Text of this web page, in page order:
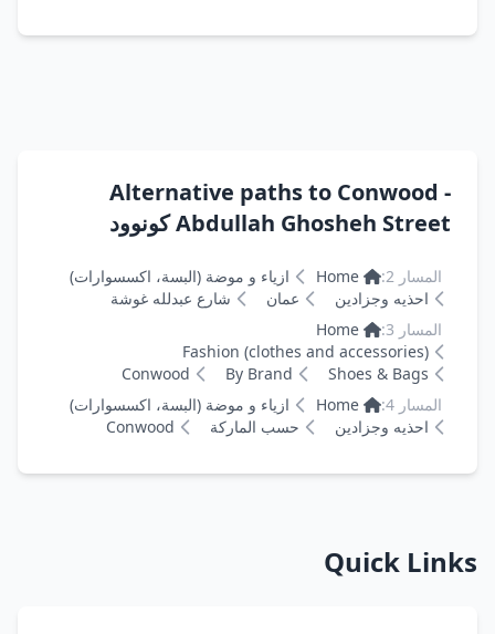
Alternative paths to Conwood -
Abdullah Ghosheh Street كونوود
المسار 2: Home
ازياء و موضة (البسة، اكسسوارات)
احذيه وجزادين
عمان
شارع عبدلله غوشة
المسار 3:
Home
Fashion (clothes and accessories)
Shoes & Bags
By Brand
Conwood
المسار 4:
Home
ازياء و موضة (البسة، اكسسوارات)
احذيه وجزادين
حسب الماركة Conwood
Quick Links